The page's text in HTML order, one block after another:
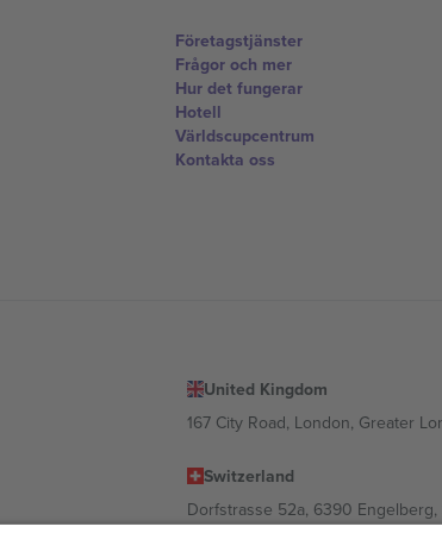
Företagstjänster
Frågor och mer
Hur det fungerar
Hotell
Världscupcentrum
Kontakta oss
United Kingdom
167 City Road, London, Greater
Switzerland
Dorfstrasse 52a, 6390 Engelberg,